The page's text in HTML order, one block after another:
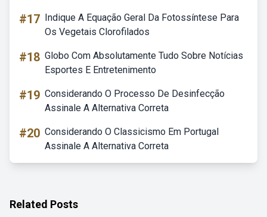
#17 Indique A Equação Geral Da Fotossíntese Para
Os Vegetais Clorofilados
#18 Globo Com Absolutamente Tudo Sobre Notícias
Esportes E Entretenimento
#19 Considerando O Processo De Desinfecção
Assinale A Alternativa Correta
#20 Considerando O Classicismo Em Portugal
Assinale A Alternativa Correta
Related Posts